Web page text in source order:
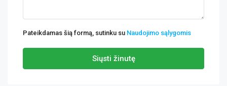
Pateikdamas šią formą, sutinku su Naudojimo sąlygomis
Siųsti žinutę